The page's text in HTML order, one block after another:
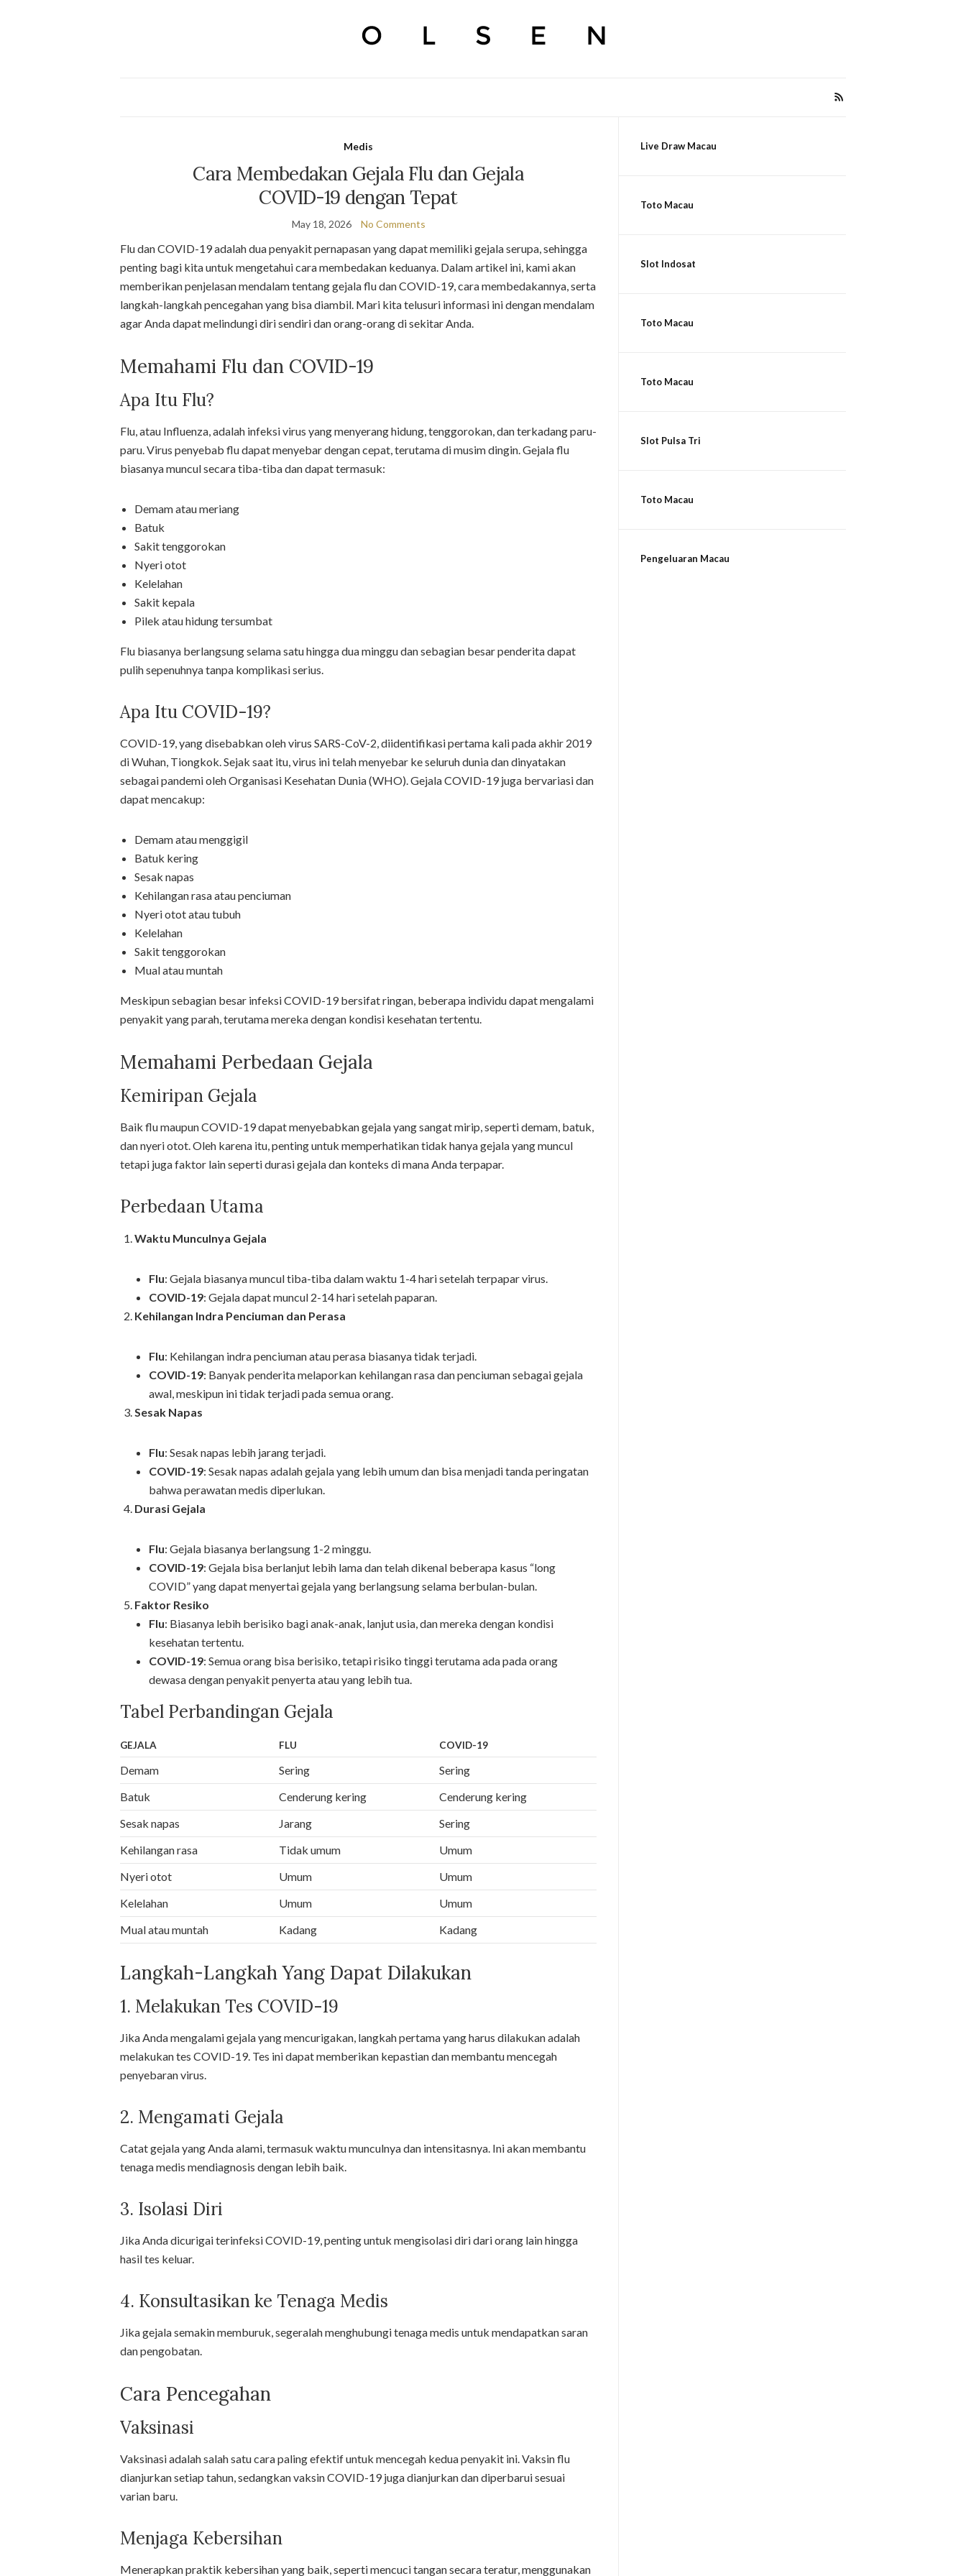
Medis
Cara Membedakan Gejala Flu dan Gejala
COVID-19 dengan Tepat
May 18, 2026 No Comments
Flu dan COVID-19 adalah dua penyakit pernapasan yang dapat memiliki gejala serupa, sehingga
penting bagi kita untuk mengetahui cara membedakan keduanya. Dalam artikel ini, kami akan
memberikan penjelasan mendalam tentang gejala flu dan COVID-19, cara membedakannya, serta
langkah-langkah pencegahan yang bisa diambil. Mari kita telusuri informasi ini dengan mendalam
agar Anda dapat melindungi diri sendiri dan orang-orang di sekitar Anda.
Memahami Flu dan COVID-19
Apa Itu Flu?
Flu, atau Influenza, adalah infeksi virus yang menyerang hidung, tenggorokan, dan terkadang paru-
paru. Virus penyebab flu dapat menyebar dengan cepat, terutama di musim dingin. Gejala flu
biasanya muncul secara tiba-tiba dan dapat termasuk:
Demam atau meriang
Batuk
Sakit tenggorokan
Nyeri otot
Kelelahan
Sakit kepala
Pilek atau hidung tersumbat
Flu biasanya berlangsung selama satu hingga dua minggu dan sebagian besar penderita dapat
pulih sepenuhnya tanpa komplikasi serius.
Apa Itu COVID-19?
COVID-19, yang disebabkan oleh virus SARS-CoV-2, diidentifikasi pertama kali pada akhir 2019
di Wuhan, Tiongkok. Sejak saat itu, virus ini telah menyebar ke seluruh dunia dan dinyatakan
sebagai pandemi oleh Organisasi Kesehatan Dunia (WHO). Gejala COVID-19 juga bervariasi dan
dapat mencakup:
Demam atau menggigil
Batuk kering
Sesak napas
Kehilangan rasa atau penciuman
Nyeri otot atau tubuh
Kelelahan
Sakit tenggorokan
Mual atau muntah
Meskipun sebagian besar infeksi COVID-19 bersifat ringan, beberapa individu dapat mengalami
penyakit yang parah, terutama mereka dengan kondisi kesehatan tertentu.
Memahami Perbedaan Gejala
Kemiripan Gejala
Baik flu maupun COVID-19 dapat menyebabkan gejala yang sangat mirip, seperti demam, batuk,
dan nyeri otot. Oleh karena itu, penting untuk memperhatikan tidak hanya gejala yang muncul
tetapi juga faktor lain seperti durasi gejala dan konteks di mana Anda terpapar.
Perbedaan Utama
Waktu Munculnya Gejala
Flu: Gejala biasanya muncul tiba-tiba dalam waktu 1-4 hari setelah terpapar virus.
COVID-19: Gejala dapat muncul 2-14 hari setelah paparan.
Kehilangan Indra Penciuman dan Perasa
Flu: Kehilangan indra penciuman atau perasa biasanya tidak terjadi.
COVID-19: Banyak penderita melaporkan kehilangan rasa dan penciuman sebagai gejala
awal, meskipun ini tidak terjadi pada semua orang.
Sesak Napas
Flu: Sesak napas lebih jarang terjadi.
COVID-19: Sesak napas adalah gejala yang lebih umum dan bisa menjadi tanda peringatan
bahwa perawatan medis diperlukan.
Durasi Gejala
Flu: Gejala biasanya berlangsung 1-2 minggu.
COVID-19: Gejala bisa berlanjut lebih lama dan telah dikenal beberapa kasus “long
COVID” yang dapat menyertai gejala yang berlangsung selama berbulan-bulan.
Faktor Resiko
Flu: Biasanya lebih berisiko bagi anak-anak, lanjut usia, dan mereka dengan kondisi
kesehatan tertentu.
COVID-19: Semua orang bisa berisiko, tetapi risiko tinggi terutama ada pada orang
dewasa dengan penyakit penyerta atau yang lebih tua.
Tabel Perbandingan Gejala
GEJALA FLU COVID-19
Demam Sering
Sering
Batuk
Cenderung kering
Cenderung kering
Sesak napas
Jarang
Sering
Kehilangan rasa
Tidak umum
Umum
Nyeri otot
Umum
Umum
Kelelahan
Umum
Umum
Mual atau muntah
Kadang Kadang
Langkah-Langkah Yang Dapat Dilakukan
1. Melakukan Tes COVID-19
Jika Anda mengalami gejala yang mencurigakan, langkah pertama yang harus dilakukan adalah
melakukan tes COVID-19. Tes ini dapat memberikan kepastian dan membantu mencegah
penyebaran virus.
2. Mengamati Gejala
Catat gejala yang Anda alami, termasuk waktu munculnya dan intensitasnya. Ini akan membantu
tenaga medis mendiagnosis dengan lebih baik.
3. Isolasi Diri
Jika Anda dicurigai terinfeksi COVID-19, penting untuk mengisolasi diri dari orang lain hingga
hasil tes keluar.
4. Konsultasikan ke Tenaga Medis
Jika gejala semakin memburuk, segeralah menghubungi tenaga medis untuk mendapatkan saran
dan pengobatan.
Cara Pencegahan
Vaksinasi
Vaksinasi adalah salah satu cara paling efektif untuk mencegah kedua penyakit ini. Vaksin flu
dianjurkan setiap tahun, sedangkan vaksin COVID-19 juga dianjurkan dan diperbarui sesuai
varian baru.
Menjaga Kebersihan
Menerapkan praktik kebersihan yang baik, seperti mencuci tangan secara teratur, menggunakan
Live Draw Macau
Toto Macau
Slot Indosat
Toto Macau
Toto Macau
Slot Pulsa Tri
Toto Macau
Pengeluaran Macau